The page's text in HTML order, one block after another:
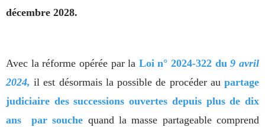
décembre 2028.
Avec la réforme opérée par la Loi n° 2024-322 du9 avril
2024, il est désormais la possible de procéder au partage
judiciaire des successions ouvertes depuis plus de dix
ans par souche quand la masse partageable comprend